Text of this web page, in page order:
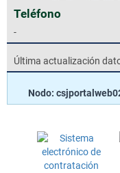
Teléfono
-
Última actualización
Nodo: